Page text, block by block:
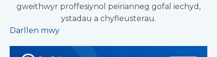
gweithwyr proffesiynol peirianneg gofal iechyd,
ystadau a chyfleusterau.
Darllen mwy